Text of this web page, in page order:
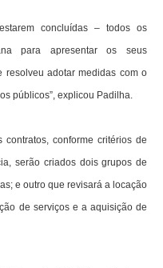
concluídas – todos os
para apresentar os seus
resolveu adotar medidas com o
públicos”, explicou Padilha.
conforme critérios de
serão criados dois grupos de
e outro que revisará a locação
de serviços e a aquisição de